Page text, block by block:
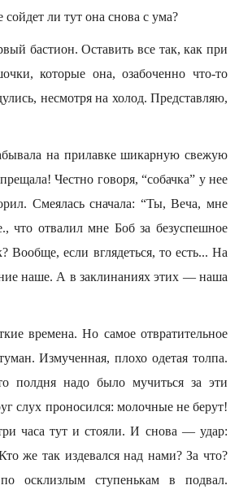
ли тут она снова с ума?
бастион. Оставить все так, как при
которые она, озабоченно что-то
несмотря на холод. Представляю,
на прилавке шикарную свежую
Честно говоря, “собачка” у нее
Смеялась сначала: “Ты, Веча, мне
что отвалил мне Боб за безуспешное
Вообще, если вглядеться, то есть... На
наше. А в заклинаниях этих — наша
времена. Но самое отвратительное
Измученная, плохо одетая толпа.
полдня надо было мучиться за эти
слух проносился: молочные не берут!
часа тут и стояли. И снова — удар:
же так издевался над нами? За что?
осклизлым ступенькам в подвал.